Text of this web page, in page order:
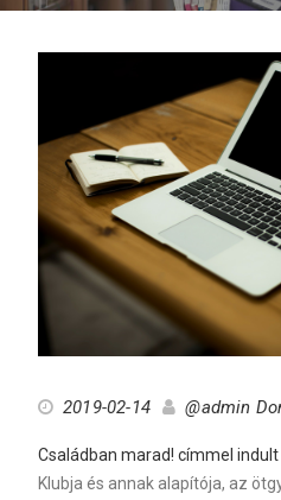
2019-02-14 @admin
Családban marad! címmel indult
Klubja és annak alapítója, az